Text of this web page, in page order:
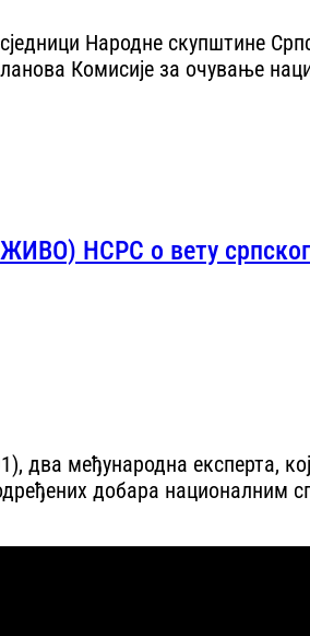
Народне скупштине
Комисије за очување
НСРС о вету
два међународна експерта,
добара националним